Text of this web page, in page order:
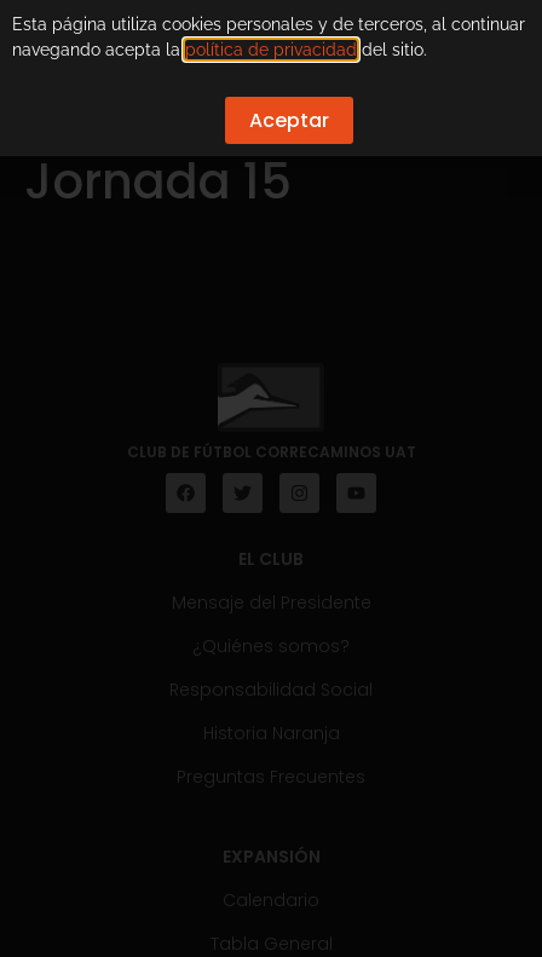
Jornada 15
CLUB DE FÚTBOL CORRECAMINOS UAT
EL CLUB
Mensaje del Presidente
¿Quiénes somos?
Responsabilidad Social
Historia Naranja
Preguntas Frecuentes
EXPANSIÓN
Calendario
Tabla General
Esta página utiliza cookies personales y de terceros, al continuar
navegando acepta la política de privacidad del sitio.
Aceptar